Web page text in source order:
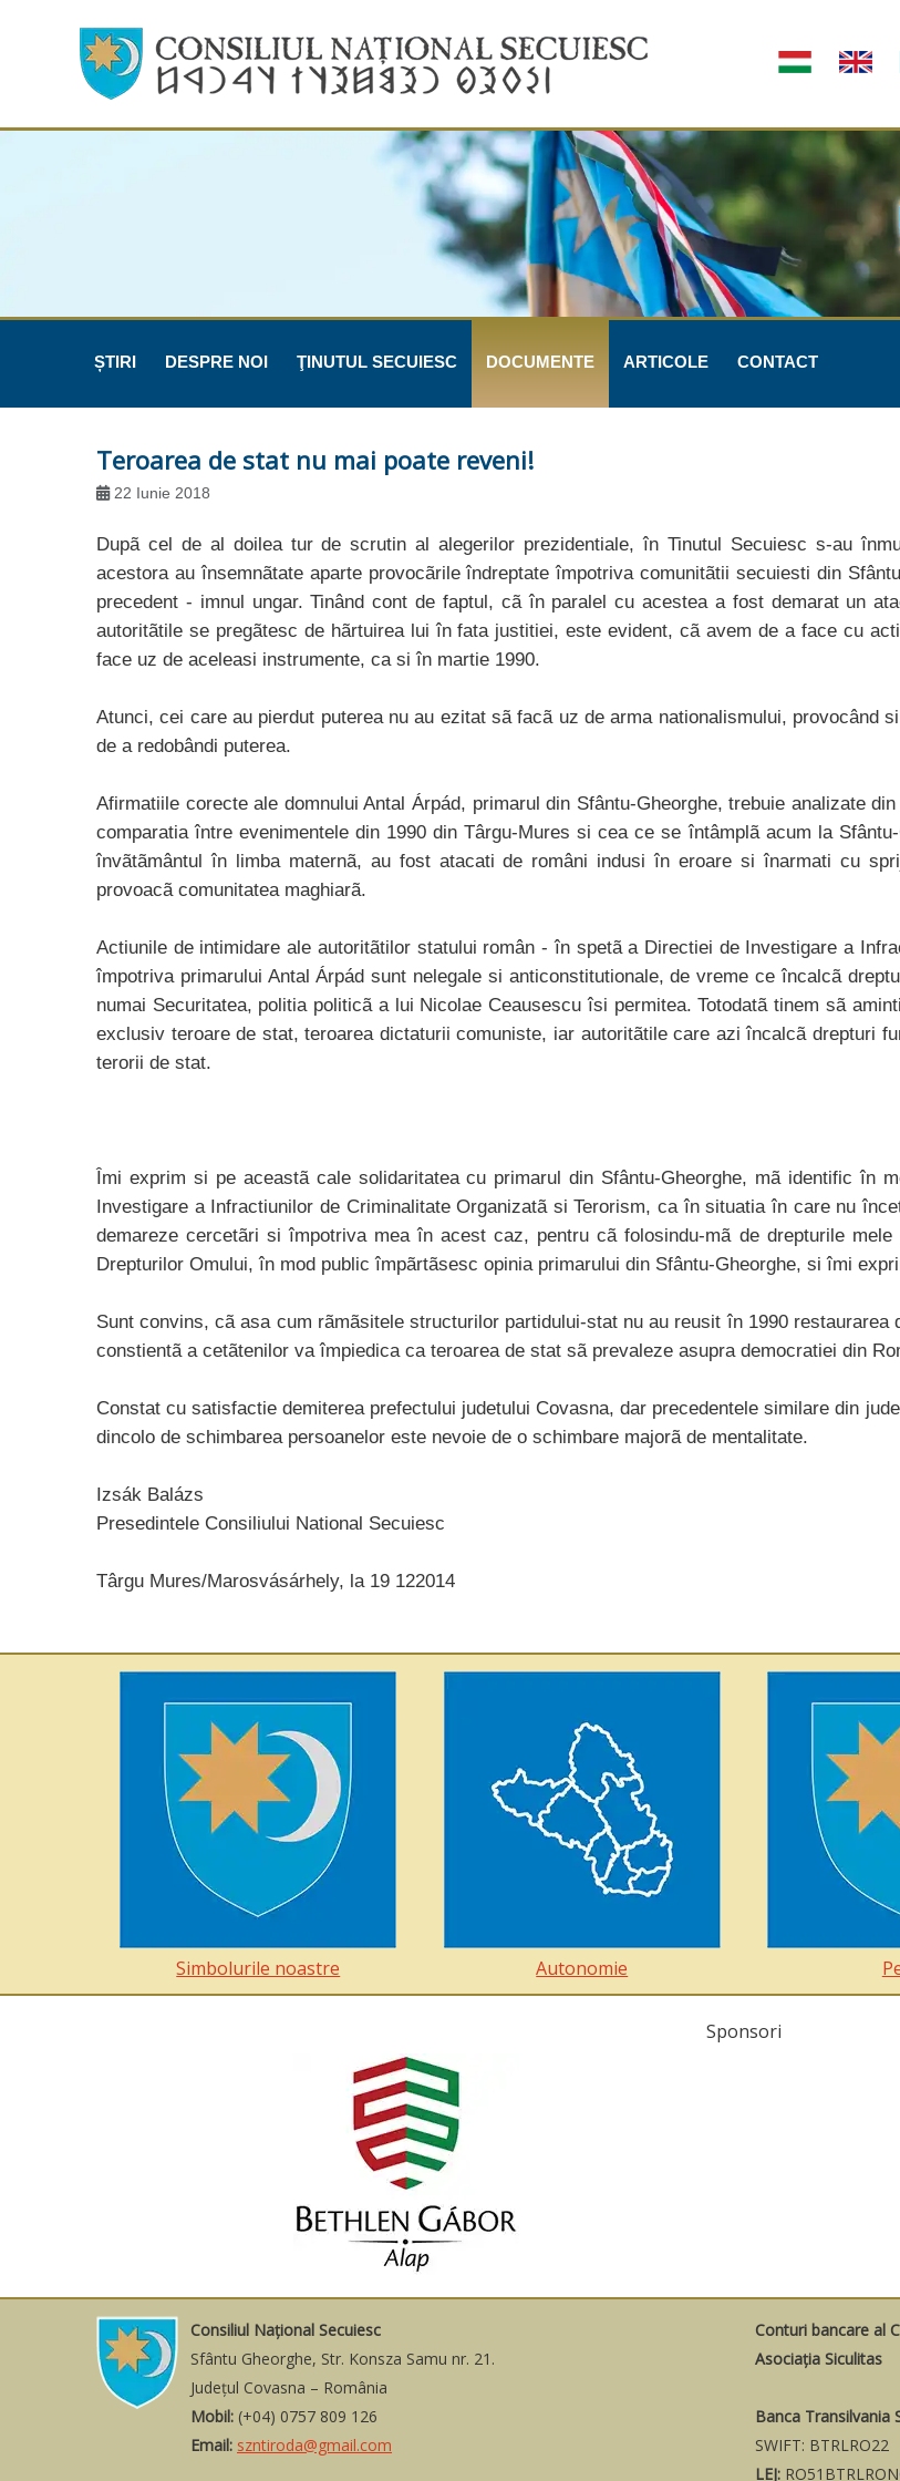
ȘTIRI DESPRE NOI ŢINUTUL SECUIESC DOCUMENTE ARTICOLE CONTACT
Teroarea de stat nu mai poate reveni!
22 Iunie 2018
Dupã cel de al doilea tur de scrutin al alegerilor prezidentiale, în Tinutul Secuiesc s-au
acestora au însemnãtate aparte provocãrile îndreptate împotriva comunitãtii secuiesti din
precedent - imnul ungar. Tinând cont de faptul, cã în paralel cu acestea a fost demarat un
autoritãtile se pregãtesc de hãrtuirea lui în fata justitiei, este evident, cã avem de a face cu
face uz de aceleasi instrumente, ca si în martie 1990.
Atunci, cei care au pierdut puterea nu au ezitat sã facã uz de arma nationalismului, provocând
de a redobândi puterea.
Afirmatiile corecte ale domnului Antal Árpád, primarul din Sfântu-Gheorghe, trebuie analizate
comparatia între evenimentele din 1990 din Târgu-Mures si cea ce se întâmplã acum la
învãtãmântul în limba maternã, au fost atacati de români indusi în eroare si înarmati cu
provoacã comunitatea maghiarã.
Actiunile de intimidare ale autoritãtilor statului român - în spetã a Directiei de Investigare a
împotriva primarului Antal Árpád sunt nelegale si anticonstitutionale, de vreme ce încalcã
numai Securitatea, politia politicã a lui Nicolae Ceausescu îsi permitea. Totodatã tinem sã
exclusiv teroare de stat, teroarea dictaturii comuniste, iar autoritãtile care azi încalcã drepturi
terorii de stat.
Îmi exprim si pe aceastã cale solidaritatea cu primarul din Sfântu-Gheorghe, mã identific în
Investigare a Infractiunilor de Criminalitate Organizatã si Terorism, ca în situatia în care nu
demareze cercetãri si împotriva mea în acest caz, pentru cã folosindu-mã de drepturile
Drepturilor Omului, în mod public împãrtãsesc opinia primarului din Sfântu-Gheorghe, si îmi
Sunt convins, cã asa cum rãmãsitele structurilor partidului-stat nu au reusit în 1990
constientã a cetãtenilor va împiedica ca teroarea de stat sã prevaleze asupra democratiei din
Constat cu satisfactie demiterea prefectului judetului Covasna, dar precedentele similare din
dincolo de schimbarea persoanelor este nevoie de o schimbare majorã de mentalitate.
Izsák Balázs
Presedintele Consiliului National Secuiesc
Târgu Mures/Marosvásárhely, la 19 122014
Simbolurile noastre Autonomie
Sponsori
Consiliul Naţional Secuiesc
Sfântu Gheorghe, Str. Konsza Samu nr. 21.
Judeţul Covasna – România
Mobil: (+04) 0757 809 126
Email: szntiroda@gmail.com
Conturi bancare al
Asociația Siculitas
Banca Transilvania
SWIFT: BTRLRO22
LEJ: